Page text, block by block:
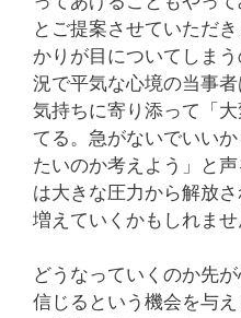
と ご提案させていただ
かりが目についてしま
況で平気な心境の当事
気持ちに寄り添って「
てる。急がないでいい
たいのか考えよう」と
は大きな圧力から解放
増えていくかもしれませ
どうなっていくのか先
信じるという機会を与